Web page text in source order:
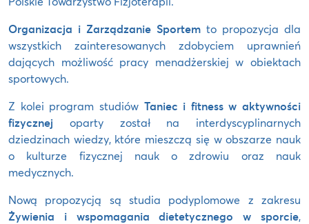
Organizacja i Zarządzanie Sportem to propozycja dla
wszystkich zainteresowanych zdobyciem uprawnień
dających możliwość pracy menadżerskiej w obiektach
sportowych.
Z kolei program studiów Taniec i fitness w aktywności
fizycznej oparty został na interdyscyplinarnych
dziedzinach wiedzy, które mieszczą się w obszarze nauk
o kulturze fizycznej nauk o zdrowiu oraz nauk
medycznych.
Nową propozycją są studia podyplomowe z zakresu
Żywienia i wspomagania dietetycznego w sporcie,